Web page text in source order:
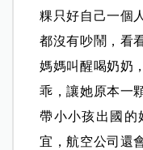
粿只好自己一個
都沒有吵鬧，看
媽媽叫醒喝奶奶
乖，讓她原本一
帶小小孩出國的
宜，航空公司還